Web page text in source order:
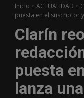
Inicio ACTUALIDAD
puesta en el suscriptor
Clarín
puesta
lanza